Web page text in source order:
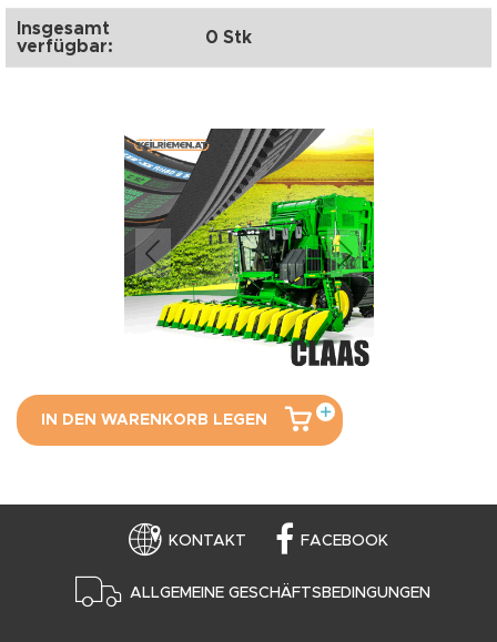
Insgesamt
verfügbar:
0 Stk
IN DEN WARENKORB LEGEN
KONTAKT FACEBOOK
ALLGEMEINE GESCHÄFTSBEDINGUNGEN